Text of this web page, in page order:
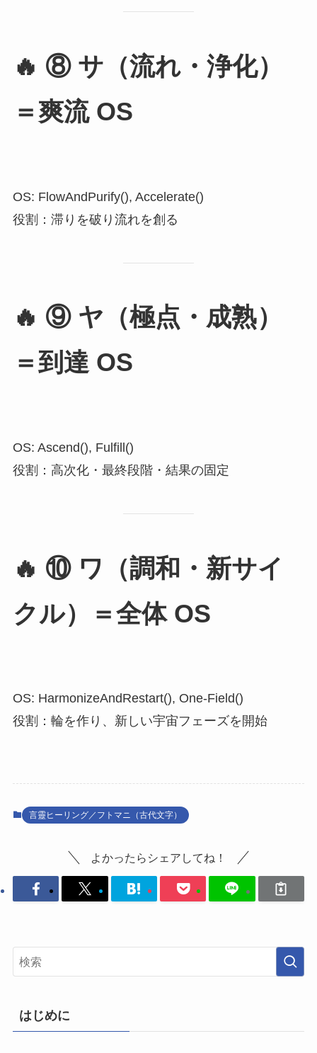
🔥 ⑧ サ（流れ・浄化）
＝爽流 OS
OS: FlowAndPurify(), Accelerate()
役割：滞りを破り流れを創る
🔥 ⑨ ヤ（極点・成熟）
＝到達 OS
OS: Ascend(), Fulfill()
役割：高次化・最終段階・結果の固定
🔥 ⑩ ワ（調和・新サイ
クル）＝全体 OS
OS: HarmonizeAndRestart(), One-Field()
役割：輪を作り、新しい宇宙フェーズを開始
言靈ヒーリング／フトマニ（古代文字）
よかったらシェアしてね！
はじめに